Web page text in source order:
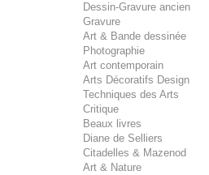
Dessin-Gravure ancien
Gravure
Art & Bande dessinée
Photographie
Art contemporain
Arts Décoratifs Design
Techniques des Arts
Critique
Beaux livres
Diane de Selliers
Citadelles & Mazenod
Art & Nature